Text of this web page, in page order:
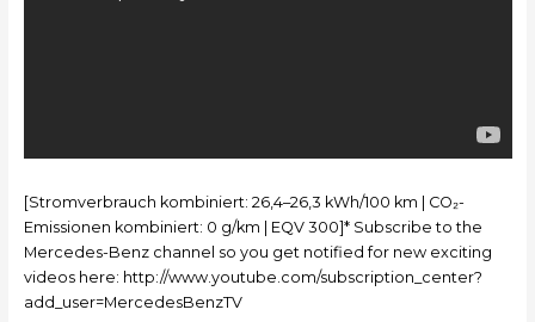
[Stromverbrauch kombiniert: 26,4–26,3 kWh/100 km | CO₂-
Emissionen kombiniert: 0 g/km | EQV 300]* Subscribe to the
Mercedes-Benz channel so you get notified for new exciting
videos here: http://www.youtube.com/subscription_center?
add_user=MercedesBenzTV